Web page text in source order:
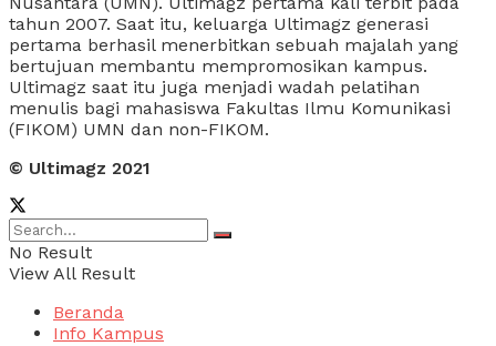
tahun 2007. Saat itu, keluarga Ultimagz generasi
pertama berhasil menerbitkan sebuah majalah yang
bertujuan membantu mempromosikan kampus.
Ultimagz saat itu juga menjadi wadah pelatihan
menulis bagi mahasiswa Fakultas Ilmu Komunikasi
(FIKOM) UMN dan non-FIKOM.
© Ultimagz 2021
No Result
View All Result
Beranda
Info Kampus